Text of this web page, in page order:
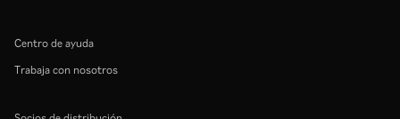
Centro de ayuda
Trabaja con nosotros